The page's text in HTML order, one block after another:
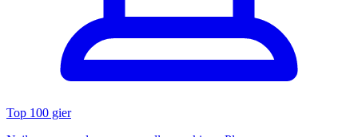
Top 100 gier